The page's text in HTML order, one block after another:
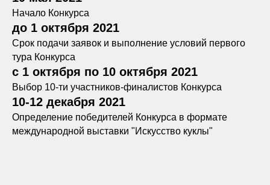
Начало Конкурса
до 1 октября 2021
Срок подачи заявок и выполнение условий первого
тура Конкурса
с 1 октября по 10 октября 2021
Выбор 10-ти участников-финалистов Конкурса
10-12 декабря 2021
Определение победителей Конкурса в формате
международной выставки "Искусство куклы"